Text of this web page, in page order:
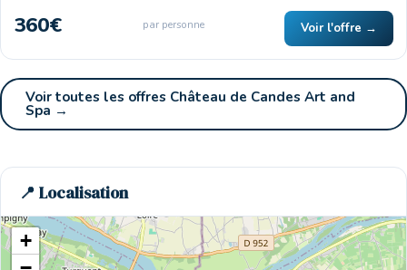
360€ par personne Voir l'offre →
Voir toutes les offres Château de Candes Art and
Spa →
📍 Localisation
+